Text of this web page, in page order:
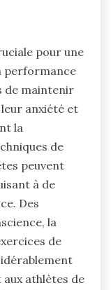
pour une
performance
de maintenir
anxiété et
la
de
peuvent
à de
Des
la
de
athlètes de